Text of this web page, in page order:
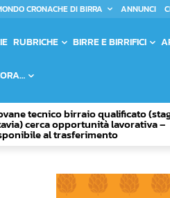
CRONACHE DI BIRRA ANNUNCI
RUBRICHE BIRRE E BIRRIFICI
tecnico birraio qualificato
cerca opportunità lavorativa –
al trasferimento